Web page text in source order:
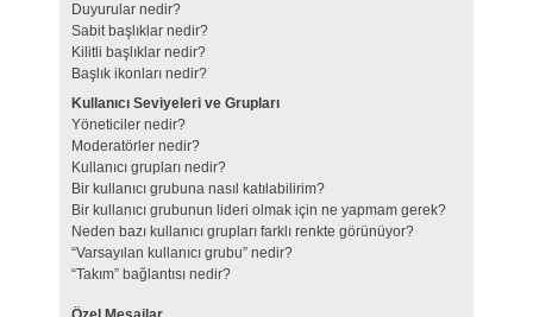
Duyurular nedir?
Sabit başlıklar nedir?
Kilitli başlıklar nedir?
Başlık ikonları nedir?
Kullanıcı Seviyeleri ve Grupları
Yöneticiler nedir?
Moderatörler nedir?
Kullanıcı grupları nedir?
Bir kullanıcı grubuna nasıl katılabilirim?
Bir kullanıcı grubunun lideri olmak için ne yapmam gerek?
Neden bazı kullanıcı grupları farklı renkte görünüyor?
“Varsayılan kullanıcı grubu” nedir?
“Takım” bağlantısı nedir?